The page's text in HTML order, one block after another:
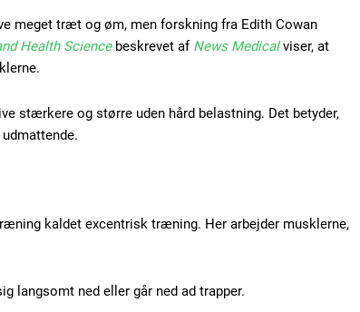
meget træt og øm, men forskning fra Edith Cowan
Health Sciencebeskrevet af News Medicalviser, at
stærkere og større uden hård belastning. Det betyder,
kaldet excentrisk træning. Her arbejder musklerne,
langsomt ned eller går ned ad trapper.